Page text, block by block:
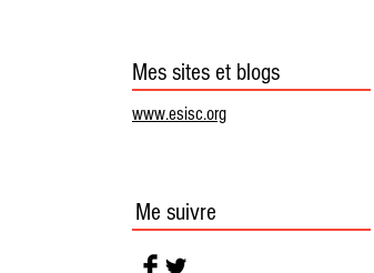
Mes sites et blogs
www.esisc.org
Me suivre